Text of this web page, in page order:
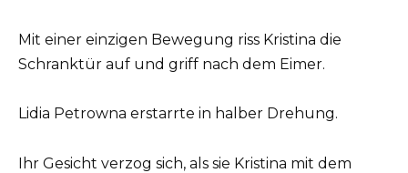
Mit einer einzigen Bewegung riss Kristina die
Schranktür auf und griff nach dem Eimer.
Lidia Petrowna erstarrte in halber Drehung.
Ihr Gesicht verzog sich, als sie Kristina mit dem